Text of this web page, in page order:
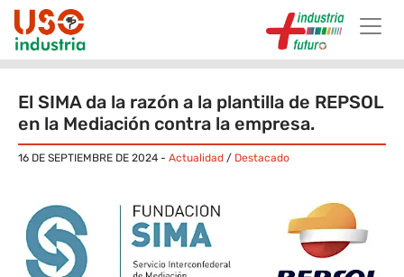
Skip to main content
El SIMA da la razón a la plantilla de REPSOL
en la Mediación contra la empresa.
16 DE SEPTIEMBRE DE 2024 - Actualidad / Destacado